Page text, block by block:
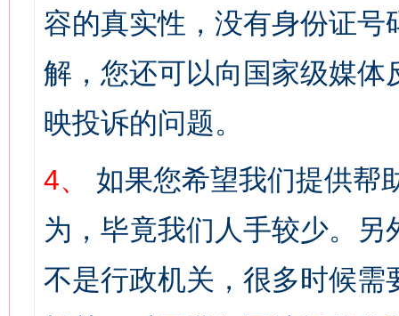
容的真实性，没有身份证
解，您还可以向国家级媒
映投诉的问题。
4、
如果您希望我们提供帮
为，毕竟我们人手较少。
不是行政机关，很多时候